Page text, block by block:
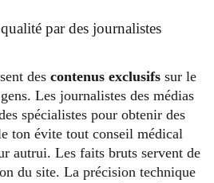
par des journalistes
des contenus exclusifs sur le
Les journalistes des médias
spécialistes pour obtenir des
ton évite tout conseil médical
autrui. Les faits bruts servent de
du site. La précision technique